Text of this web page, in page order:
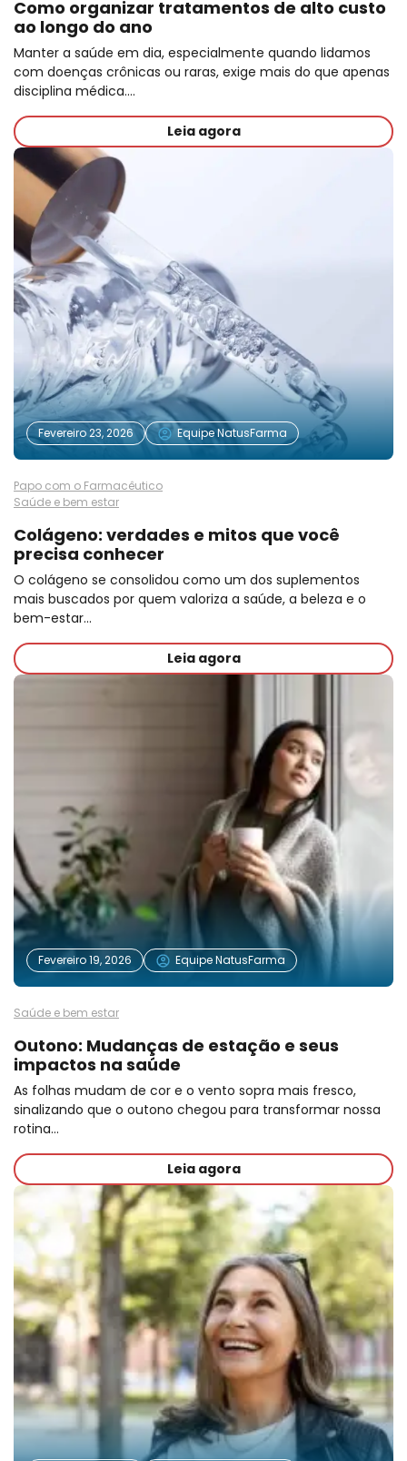
Como organizar tratamentos de alto custo
ao longo do ano
Manter a saúde em dia, especialmente quando lidamos
com doenças crônicas ou raras, exige mais do que apenas
disciplina médica.…
Leia agora
Fevereiro 23, 2026 Equipe NatusFarma
Papo com o Farmacêutico
Saúde e bem estar
Colágeno: verdades e mitos que você
precisa conhecer
O colágeno se consolidou como um dos suplementos
mais buscados por quem valoriza a saúde, a beleza e o
bem-estar…
Leia agora
Fevereiro 19, 2026 Equipe NatusFarma
Saúde e bem estar
Outono: Mudanças de estação e seus
impactos na saúde
As folhas mudam de cor e o vento sopra mais fresco,
sinalizando que o outono chegou para transformar nossa
rotina…
Leia agora